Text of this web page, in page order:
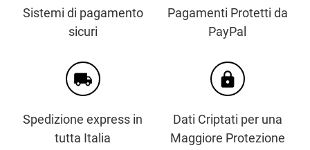
Sistemi di pagamento
sicuri
Pagamenti Protetti da
PayPal
local_shipping
Spedizione express in
tutta Italia
https
Dati Criptati per una
Maggiore Protezione